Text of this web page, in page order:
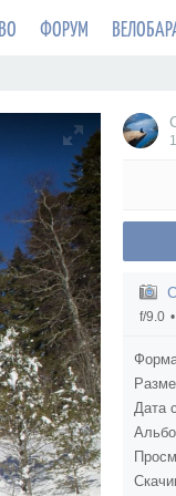
ФОРУМ
f/9.0
Дата